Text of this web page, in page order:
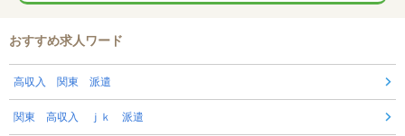
おすすめ求人ワード
高収入 関東 派遣
関東 高収入 ｊｋ 派遣